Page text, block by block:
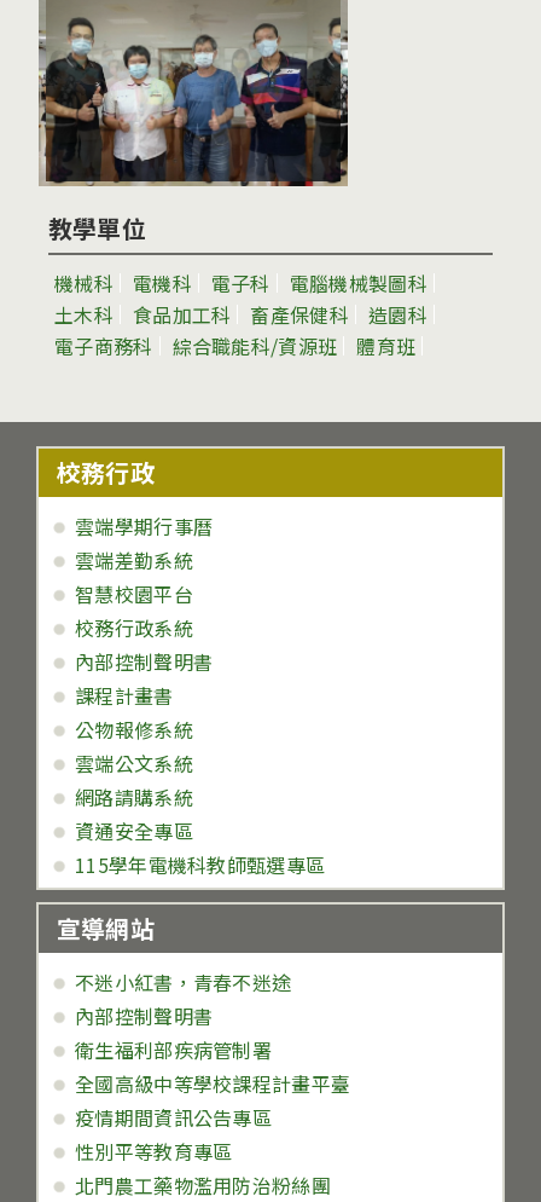
教學單位
機械科 電機科 電子科
電腦機械製圖科
土木科
食品加工科 畜產保健科
造園科
電子商務科
綜合職能科/資源班 體育班
校務行政
雲端學期行事曆
雲端差勤系統
智慧校園平台
校務行政系統
內部控制聲明書
課程計畫書
公物報修系統
雲端公文系統
網路請購系統
資通安全專區
115學年電機科教師甄選專區
宣導網站
不迷小紅書，青春不迷途
內部控制聲明書
衛生福利部疾病管制署
全國高級中等學校課程計畫平臺
疫情期間資訊公告專區
性別平等教育專區
北門農工藥物濫用防治粉絲團